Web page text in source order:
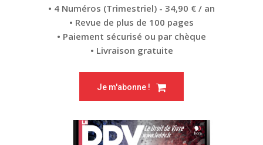
• 4 Numéros (Trimestriel) - 34,90 € / an
• Revue de plus de 100 pages
• Paiement sécurisé ou par chèque
• Livraison gratuite
Je m'abonne !